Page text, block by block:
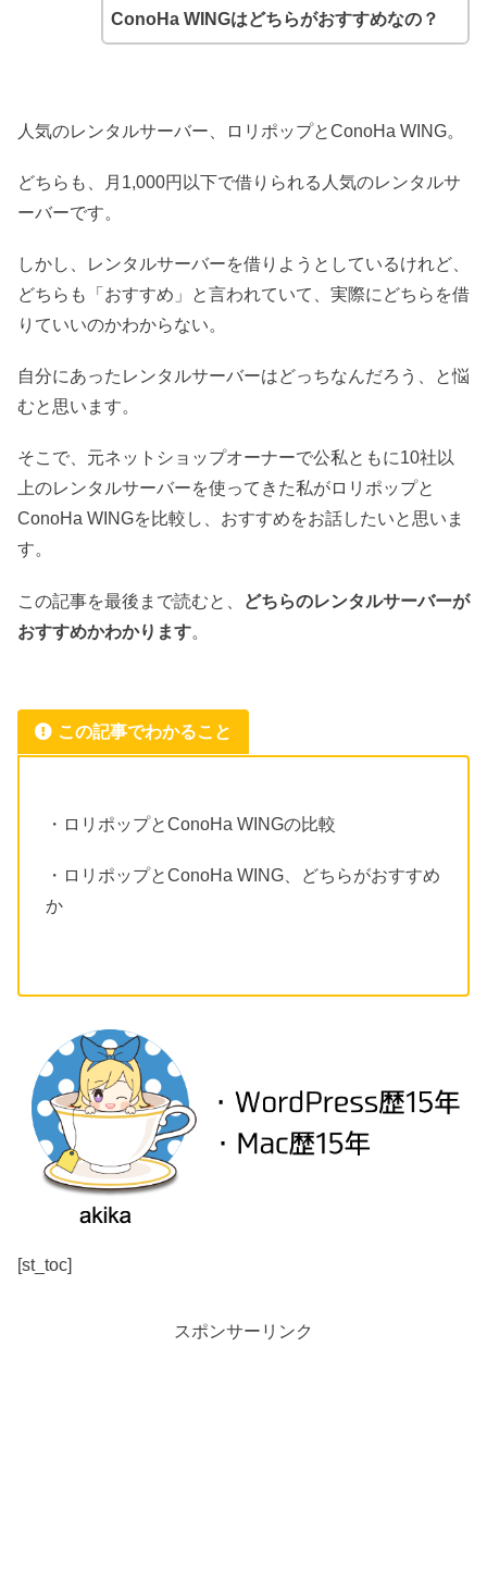
ConoHa WINGはどちらがおすすめなの？
人気のレンタルサーバー、ロリポップとConoHa WING。
どちらも、月1,000円以下で借りられる人気のレンタルサ
ーバーです。
しかし、レンタルサーバーを借りようとしているけれど、
どちらも「おすすめ」と言われていて、実際にどちらを借
りていいのかわからない。
自分にあったレンタルサーバーはどっちなんだろう、と悩
むと思います。
そこで、元ネットショップオーナーで公私ともに10社以
上のレンタルサーバーを使ってきた私がロリポップと
ConoHa WINGを比較し、おすすめをお話したいと思いま
す。
この記事を最後まで読むと、
どちらのレンタルサーバーが
おすすめかわかります。
この記事でわかること
・ロリポップとConoHa WINGの比較
・ロリポップとConoHa WING、どちらがおすすめ
か
[st_toc]
スポンサーリンク